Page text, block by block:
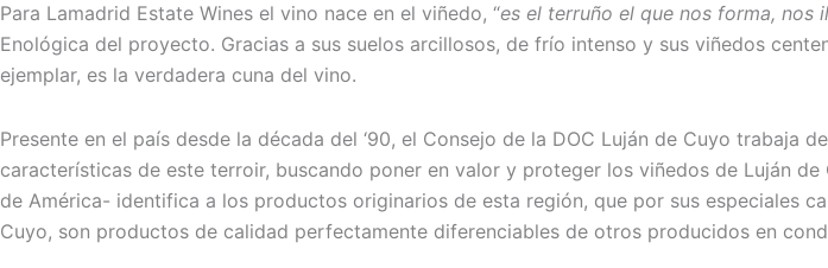
Para Lamadrid Estate Wines el vino nace en el viñedo, “es el terruño el que nos forma, nos
Enológica del proyecto. Gracias a sus suelos arcillosos, de frío intenso y sus viñedos
ejemplar, es la verdadera cuna del vino.
Presente en el país desde la década del ‘90, el Consejo de la DOC Luján de Cuyo trabaja
características de este terroir, buscando poner en valor y proteger los viñedos de Luján
de América- identifica a los productos originarios de esta región, que por sus especiales
Cuyo, son productos de calidad perfectamente diferenciables de otros producidos en